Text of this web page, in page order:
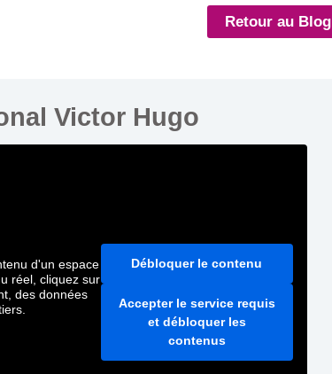
Retour au Blog
Victor Hugo
d'un espace
réel, cliquez sur
des données
Débloquer le contenu
Accepter le service requis
et débloquer les
contenus